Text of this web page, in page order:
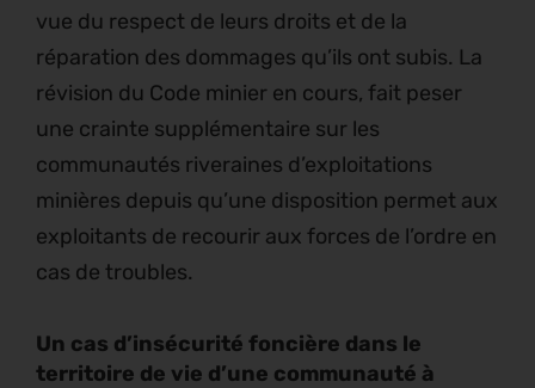
vue du respect de leurs droits et de la
réparation des dommages qu’ils ont subis. La
révision du Code minier en cours, fait peser
une crainte supplémentaire sur les
communautés riveraines d’exploitations
minières depuis qu’une disposition permet aux
exploitants de recourir aux forces de l’ordre en
cas de troubles.
Un cas d’insécurité foncière dans le
territoire de vie d’une communauté à